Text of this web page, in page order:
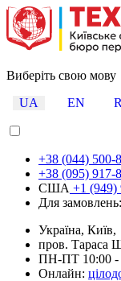
Виберіть свою мову
UA
EN
+38 (044) 500-
+38 (095) 917-
США +1 (949)
Для замовлень:
Україна, Київ,
пров. Тараса
ПН-ПТ 10:00 -
Онлайн: